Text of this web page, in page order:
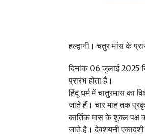
हल्द्वानी। चतुर मांस के
दिनांक 06 जुलाई 2025
प्रारंभ होता है।
हिंदू धर्म में चातुरमास का
जाते हैं। चार माह तक
कार्तिक मास के शुक्ल पक्ष
जाते है। देवशयनी